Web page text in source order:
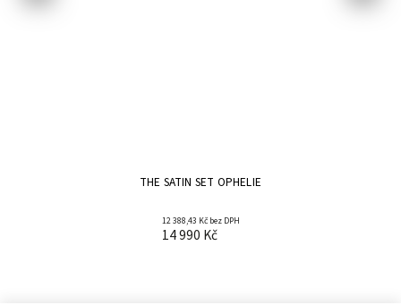
THE SATIN SET OPHELIE
12 388,43 Kč bez DPH
14 990 Kč